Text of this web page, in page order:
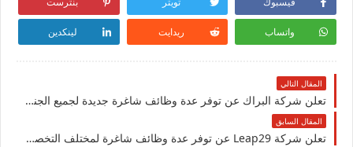
واتساب ريدايت لينكدين
المقال التالي
تعلن شركة البراك عن توفر عدة وظائف شاغرة جديدة لجميع الجنسيات في الكويت
المقال السابق
تعلن شركة Leap29 عن توفر عدة وظائف شاغرة لمختلف التخصصات للرجال والنساء بالكويت